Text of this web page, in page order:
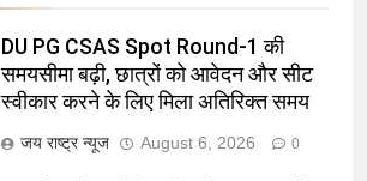
DU PG CSAS Spot Round-1 की
समयसीमा बढ़ी, छात्रों को आवेदन और सीट
स्वीकार करने के लिए मिला अतिरिक्त समय
जय राष्ट्र न्यूज August 6, 2026 0